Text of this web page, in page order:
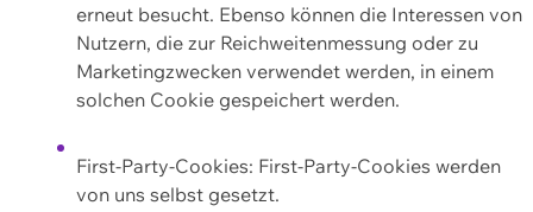
erneut besucht. Ebenso können die Interessen von
Nutzern, die zur Reichweitenmessung oder zu
Marketingzwecken verwendet werden, in einem
solchen Cookie gespeichert werden.
First-Party-Cookies: First-Party-Cookies werden
von uns selbst gesetzt.